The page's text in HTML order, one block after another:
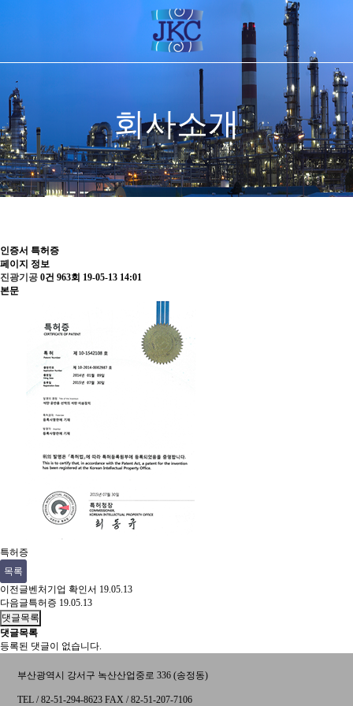
회사소개
인증서 특허증
페이지 정보
진광기공 0건 963회 19-05-13 14:01
본문
특허증
목록
이전글벤처기업 확인서 19.05.13
다음글특허증 19.05.13
댓글목록
댓글목록
등록된 댓글이 없습니다.
부산광역시 강서구 녹산산업중로 336 (송정동)
TEL / 82-51-294-8623 FAX / 82-51-207-7106